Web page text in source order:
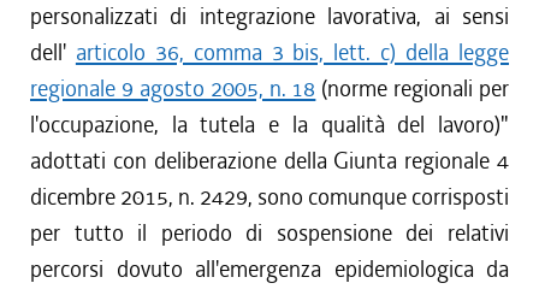
personalizzati di integrazione lavorativa, ai sensi
dell' articolo 36, comma 3 bis, lett. c) della legge
regionale 9 agosto 2005, n. 18 (norme regionali per
l'occupazione, la tutela e la qualità del lavoro)"
adottati con deliberazione della Giunta regionale 4
dicembre 2015, n. 2429, sono comunque corrisposti
per tutto il periodo di sospensione dei relativi
percorsi dovuto all'emergenza epidemiologica da